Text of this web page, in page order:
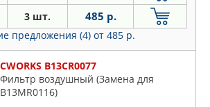
3 шт. 485 р.
предложения (4) от 485 р.
CWORKS B13CR0077
Фильтр воздушный (Замена для
B13MR0116)